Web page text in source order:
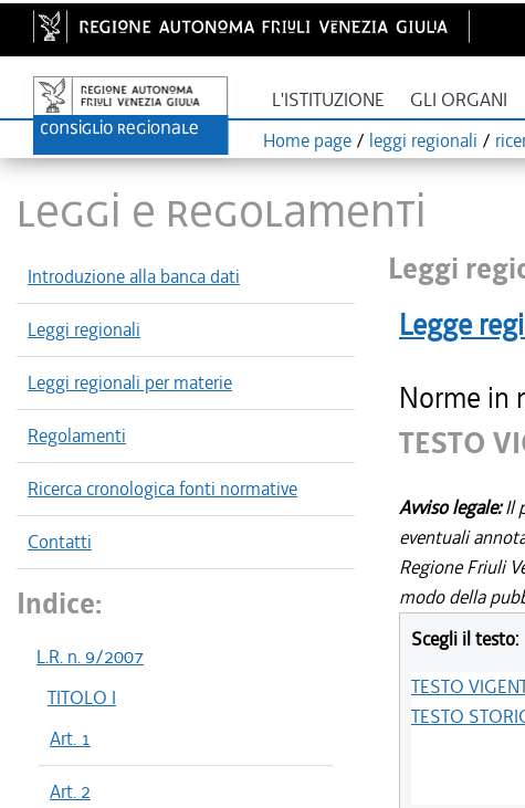
L'ISTITUZIONE GLI ORGANI
Home page / leggi regionali /
LEGGI E REGOLAMENTI
Introduzione alla banca dati
Leggi regionali
Leggi regionali per materie
Regolamenti
Ricerca cronologica fonti normative
Contatti
Indice:
L.R. n. 9/2007
TITOLO I
Art. 1
Art. 2
Leggi
Legge
Norme in
TESTO
Avviso legale:Il
eventuali
Regione Friuli
modo della
Scegli il testo:
TESTO
TESTO